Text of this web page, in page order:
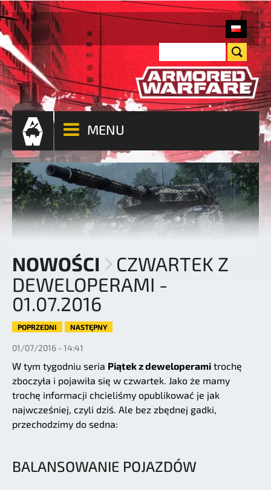
MENU
NOWOŚCI
CZWARTEK Z
DEWELOPERAMI -
01.07.2016
POPRZEDNI NASTĘPNY
01/07/2016 - 14:41
W tym tygodniu seria Piątek z deweloperami trochę
zboczyła i pojawiła się w czwartek. Jako że mamy
trochę informacji chcieliśmy opublikować je jak
najwcześniej, czyli dziś. Ale bez zbędnej gadki,
przechodzimy do sedna:
BALANSOWANIE POJAZDÓW